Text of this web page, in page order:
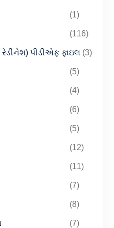
(1)
(116)
રેડીનેશ) પીડીએફ ફાઇલ(3)
(5)
(4)
(6)
(5)
(12)
(11)
(7)
(8)
(7)